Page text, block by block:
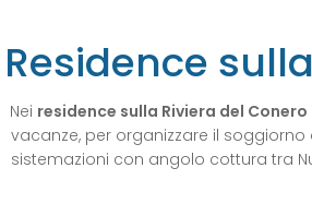
Residence
Nei residence sulla Riviera del
vacanze, per organizzare il
sistemazioni con angolo cottura tra